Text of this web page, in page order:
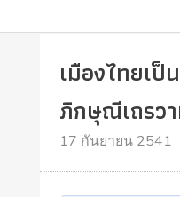
เมืองไทยเ
ภิกษุณีเถรว
17 กันยายน 2541